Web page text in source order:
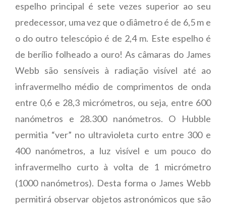
espelho principal é sete vezes superior ao seu
predecessor, uma vez que o diâmetro é de 6,5 m e
o do outro telescópio é de 2,4 m. Este espelho é
de berílio folheado a ouro! As câmaras do James
Webb são sensíveis à radiação visível até ao
infravermelho médio de comprimentos de onda
entre 0,6 e 28,3 micrómetros, ou seja, entre 600
nanómetros e 28.300 nanómetros. O Hubble
permitia “ver” no ultravioleta curto entre 300 e
400 nanómetros, a luz visível e um pouco do
infravermelho curto à volta de 1 micrómetro
(1000 nanómetros). Desta forma o James Webb
permitirá observar objetos astronómicos que são